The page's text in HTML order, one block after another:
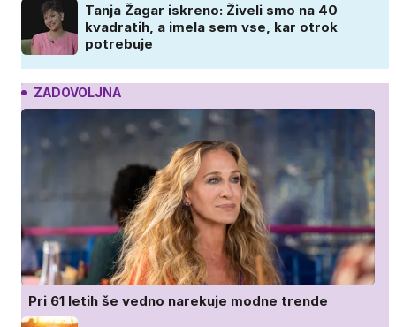
Tanja Žagar iskreno: Živeli smo na 40
kvadratih, a imela sem vse, kar otrok
potrebuje
ZADOVOLJNA
Pri 61 letih še vedno narekuje modne trende